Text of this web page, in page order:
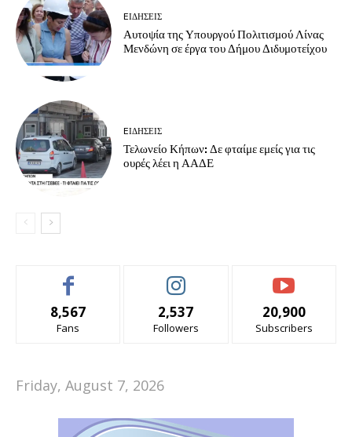
EΙΔΗΣΕΙΣ
Αυτοψία της Υπουργού Πολιτισμού Λίνας
Μενδώνη σε έργα του Δήμου Διδυμοτείχου
EΙΔΗΣΕΙΣ
Τελωνείο Κήπων: Δε φταίμε εμείς για τις
ουρές λέει η ΑΑΔΕ
8,567
Fans
2,537
Followers
20,900
Subscribers
Friday, August 7, 2026